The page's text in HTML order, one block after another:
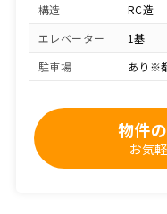
構造
RC造
エレベーター
1基
駐車場
あり※
物件
お気